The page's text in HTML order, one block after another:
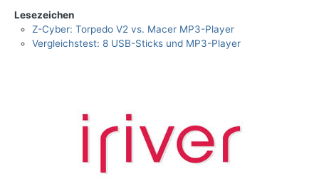
Lesezeichen
Z-Cyber: Torpedo V2 vs. Macer MP3-Player
Vergleichstest: 8 USB-Sticks und MP3-Player